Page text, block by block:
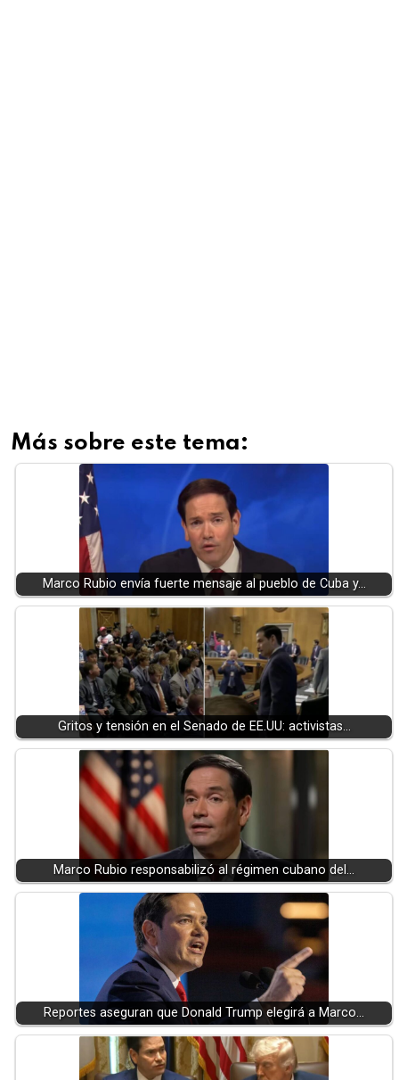
Más sobre este tema:
Marco Rubio envía fuerte mensaje al pueblo de Cuba y…
Gritos y tensión en el Senado de EE.UU: activistas…
Marco Rubio responsabilizó al régimen cubano del…
Reportes aseguran que Donald Trump elegirá a Marco…